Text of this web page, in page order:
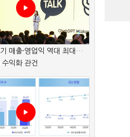
매출·영업익 역대 최대…
익화 관건